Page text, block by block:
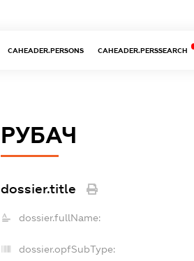
CAHEADER.PERSONS CAHEADER.PERSSEARCH
РУБАЧ
dossier.title
dossier.fullName:
dossier.opfSubType: